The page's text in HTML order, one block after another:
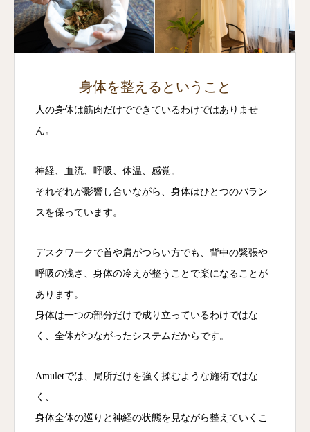
身体を整えるということ
人の身体は筋肉だけでできているわけではありませ
ん。
神経、血流、呼吸、体温、感覚。
それぞれが影響し合いながら、身体はひとつのバラン
スを保っています。
デスクワークで首や肩がつらい方でも、背中の緊張や
呼吸の浅さ、身体の冷えが整うことで楽になることが
あります。
身体は一つの部分だけで成り立っているわけではな
く、全体がつながったシステムだからです。
Amuletでは、局所だけを強く揉むような施術ではな
く、
身体全体の巡りと神経の状態を見ながら整えていくこ